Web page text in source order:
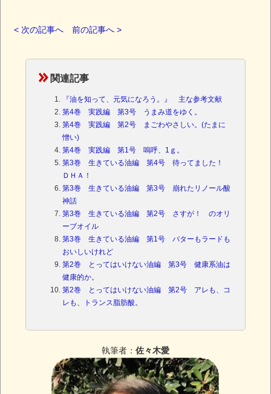
< 次の記事へ 前の記事へ >
関連記事
『油を知って、元気になろう。』 主な参考文献
第4巻 実践編 第3号 うまみ道をゆく。
第4巻 実践編 第2号 まごわやさしい。(たまに
憎い)
第4巻 実践編 第1号 嗚呼、1ｇ。
第3巻 生きている油編 第4号 待ってました！
ＤＨＡ！
第3巻 生きている油編 第3号 崩れたリノール酸
神話
第3巻 生きている油編 第2号 さすが！ のオリ
ーブオイル
第3巻 生きている油編 第1号 バターもラードも
おいしいけれど
第2巻 とってはいけない油編 第3号 健康系油は
健康的か。
第2巻 とってはいけない油編 第2号 アレも、コ
レも、トランス脂肪酸。
執筆者： 佐々木愛